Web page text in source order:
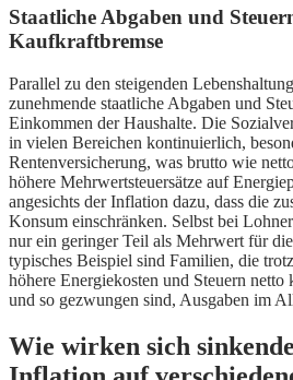
Staatliche Abgaben und
Kaufkraftbremse
Parallel zu den steigenden
zunehmende staatliche Abgaben und
Einkommen der Haushalte. Die
in vielen Bereichen kontinuierlich,
Rentenversicherung, was brutto wie
höhere Mehrwertsteuersätze auf
angesichts der Inflation dazu, dass die
Konsum einschränken. Selbst bei
nur ein geringer Teil als Mehrwert für
typisches Beispiel sind Familien, die
höhere Energiekosten und Steuern netto
und so gezwungen sind, Ausgaben im
Wie wirken sich